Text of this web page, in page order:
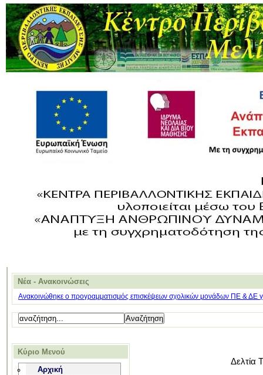
Νέα - Ανακοινώσεις
Ανακοινώθηκε ο προγραμματισμός επισκέψεων σχολικών μονάδων ΠΕ & ΔΕ
Κύριο Μενού
Αρχική
Δελτία